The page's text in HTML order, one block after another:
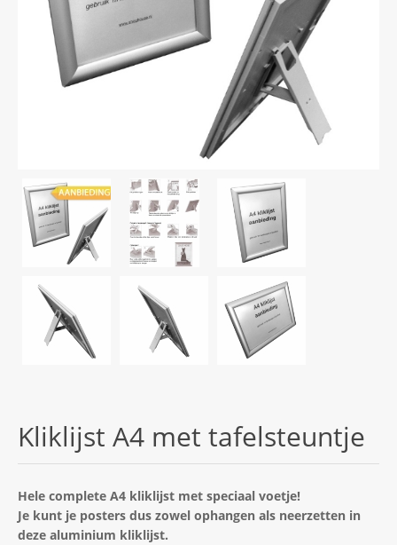
Kliklijst A4 met tafelsteuntje
Hele complete A4 kliklijst met speciaal voetje!
Je kunt je posters dus zowel ophangen als neerzetten in
deze aluminium kliklijst.